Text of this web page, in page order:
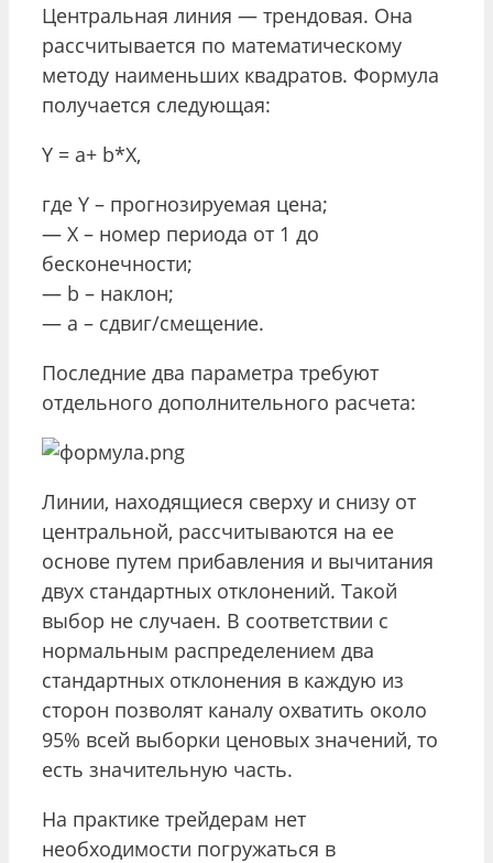
Центральная линия — трендовая. Она
рассчитывается по математическому
методу наименьших квадратов. Формула
получается следующая:
Y = a+ b*X,
где Y – прогнозируемая цена;
— X – номер периода от 1 до
бесконечности;
— b – наклон;
— a – сдвиг/смещение.
Последние два параметра требуют
отдельного дополнительного расчета:
Линии, находящиеся сверху и снизу от
центральной, рассчитываются на ее
основе путем прибавления и вычитания
двух стандартных отклонений. Такой
выбор не случаен. В соответствии с
нормальным распределением два
стандартных отклонения в каждую из
сторон позволят каналу охватить около
95% всей выборки ценовых значений, то
есть значительную часть.
На практике трейдерам нет
необходимости погружаться в